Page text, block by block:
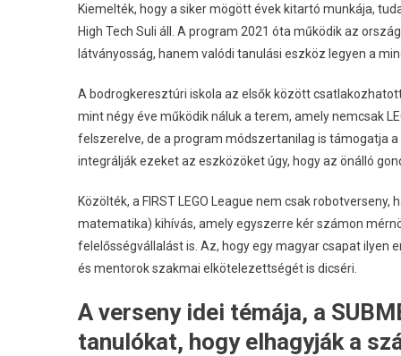
Kiemelték, hogy a siker mögött évek kitartó munkája,
High Tech Suli áll. A program 2021 óta működik az
látványosság, hanem valódi tanulási eszköz legyen a
A bodrogkeresztúri iskola az elsők között
mint négy éve működik náluk a terem, amely nemcsak
felszerelve, de a program módszertanilag is támogatja
integrálják ezeket az eszközöket úgy, hogy az önálló
Közölték, a FIRST LEGO League nem csak
matematika) kihívás, amely egyszerre kér számon
felelősségvállalást is. Az, hogy egy magyar csapat ilyen
és mentorok szakmai elkötelezettségét is dicséri.
A verseny idei témája, a
tanulókat, hogy elhagyják a